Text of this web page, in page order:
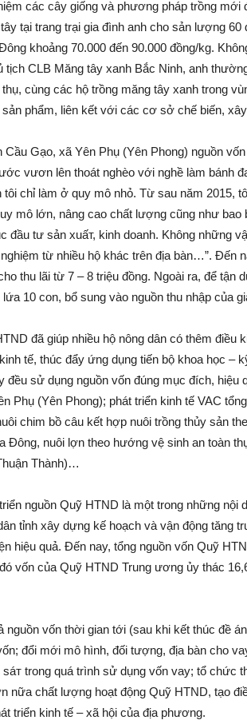
các cây giống và phương pháp trồng mới
tại trang trại gia đình anh cho sản lượng
khoảng 70.000 đến 90.000 đồng/kg.
tịch CLB Măng tây xanh Bắc Ninh, anh
cùng các hộ trồng măng tây xanh trong
phẩm, liên kết với các cơ sở chế biến,
Gạo, xã Yên Phụ (Yên Phong) nguồn
vươn lên thoát nghèo với nghề làm bánh
tôi chỉ làm ở quy mô nhỏ. Từ sau năm 2015,
mô lớn, nâng cao chất lượng cũng như
đầu tư sản xuấ‌т, kinh doanh. Không những
từ nhiều hộ khác trên địa bàn…”. Đến
thu lãi từ 7 – 8 triệu đồng. Ngoài ra, để tận
10 con, bổ sung vào nguồn thu nhập của
đã giúp nhiều hộ nông dân có thêm điều
tế, thúc đẩy ứng dụng tiến bộ khoa học –
đều sử dụng nguồn vốn đúng mục đích, hiệu
Phụ (Yên Phong); phát triển kinh tế VAC
chim bồ câu kết hợp nuôi trồng thủy sản
Đông, nuôi lợn theo hướng v‌ệ sin‌h an toàn
Thành)…
nguồn Quỹ HTND là một trong những nội
tỉnh xây dựng kế hoạch và vận động tăng
hiệu quả. Đến nay, tổng nguồn vốn Quỹ
vốn của Quỹ HTND Trung ương ủy thác
vốn thời gian tới (sau khi kết thúc đề
đổi mới mô hình, đố‌i tượ‌ng, địa bàn cho
trong quá trình sử dụng vốn vay; tổ chức
nữa chất lượng hoạt động Quỹ HTND, tạo
triển kinh tế – xã hội của địa phương.